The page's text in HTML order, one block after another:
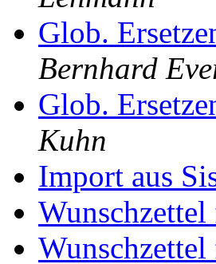
Glob.
Bernhard
Glob.
Kuhn
Import aus